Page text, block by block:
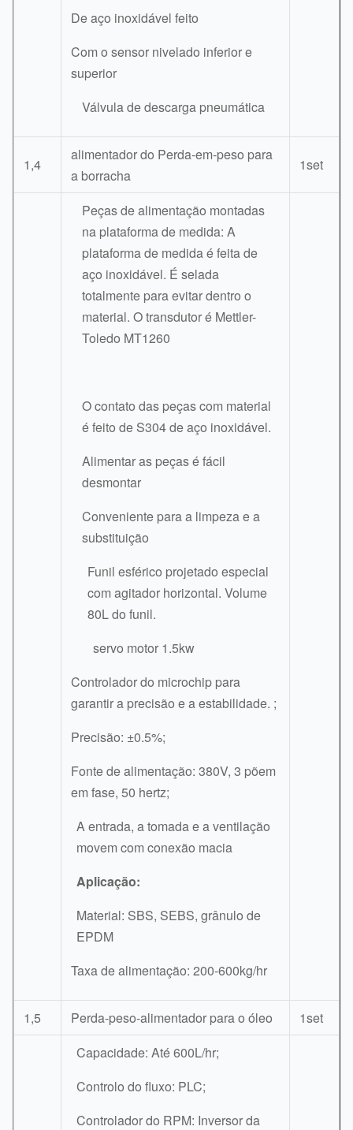
De aço inoxidável feito
Com o sensor nivelado inferior e
superior
Válvula de descarga pneumática
1,4
alimentador do Perda-em-peso para
a borracha
1set
Peças de alimentação montadas
na plataforma de medida: A
plataforma de medida é feita de
aço inoxidável. É selada
totalmente para evitar dentro o
material. O transdutor é Mettler-
Toledo MT1260
O contato das peças com material
é feito de S304 de aço inoxidável.
Alimentar as peças é fácil
desmontar
Conveniente para a limpeza e a
substituição
Funil esférico projetado especial
com agitador horizontal. Volume
80L do funil.
servo motor 1.5kw
Controlador do microchip para
garantir a precisão e a estabilidade. ;
Precisão: ±0.5%;
Fonte de alimentação: 380V, 3 põem
em fase, 50 hertz;
A entrada, a tomada e a ventilação
movem com conexão macia
Aplicação:
Material: SBS, SEBS, grânulo de
EPDM
Taxa de alimentação: 200-600kg/hr
1,5 Perda-peso-alimentador para o óleo
1set
Capacidade: Até 600L/hr;
Controlo do fluxo: PLC;
Controlador do RPM: Inversor da